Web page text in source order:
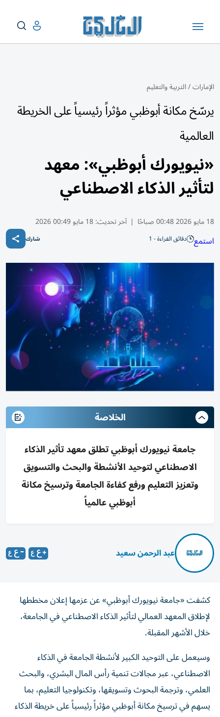
الإمارات/التربية والتعليم
يرسّخ مكانة أبوظبي مؤثراً رئيسياً على الخريطة
العالمية
«نيويورك أبوظبي»: معهد
لتأثير الذكاء الاصطناعي
18 مايو 2026 00:48 صباحًا | آخر تحديث:18 مايو 00:49 2026
استمع دقائق القراءة - 1 شارك
الخلاصة
جامعة نيويورك أبوظبي تطلق معهد تأثير الذكاء
الاصطناعي لتوحيد الأنشطة والبحث والتسويق
وتعزيز التعليم ورفع كفاءة الجامعة وترسيخ مكانة
أبوظبي عالمياً
عبد الرحمن سعيد
كشفت «جامعة نيويورك أبوظبي» عن عزمها إعلان مخططها
لإطلاق المعهد العمالي لتأثير الذكاء الاصطناعي في الجامعة،
خلال الأشهر المقبلة.
وسيعمل على التوحيد الكبير لأنشطة الجامعة في الذكاء
الاصطناعي، عبر مجالات تنمية رأس المال البشري، والبحث
العلمي، وترجمة البحوث وتسويقها، وتكنولوجيا التعليم، بما
يسهم في ترسيخ مكانة أبوظبي مؤثراً رئيسياً على خريطة الذكاء